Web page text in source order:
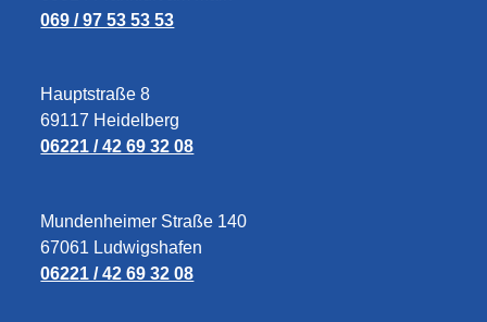
069 / 97 53 53 53
Hauptstraße 8
69117 Heidelberg
06221 / 42 69 32 08
Mundenheimer Straße 140
67061 Ludwigshafen
06221 / 42 69 32 08